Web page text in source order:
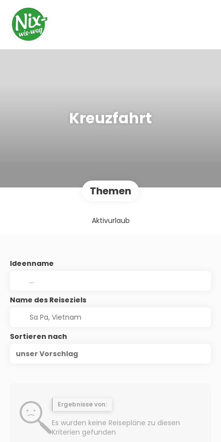
Kreuzfahrt
Themen
Aktivurlaub
Ideenname
Name des Reiseziels
Sortieren nach
unser Vorschlag
Ergebnisse von:
Es wurden keine Reisepläne zu diesen
Kriterien gefunden